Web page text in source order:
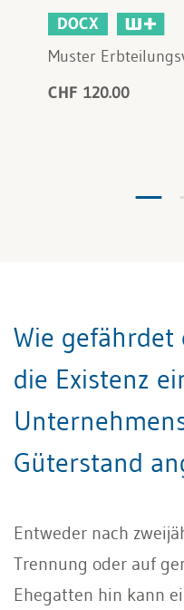
DOCX
Muster
CHF 120.00
Wie gefährdet
die Existenz
Güterstand
Entweder nach
Trennung oder auf
Ehegatten hin kann